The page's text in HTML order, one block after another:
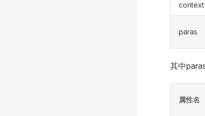
context
paras
其中
属性名